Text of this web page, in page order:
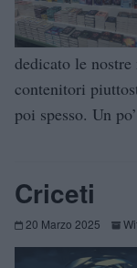
dedicato le
contenitori
poi spesso. Un
Criceti
20 Marzo 2025